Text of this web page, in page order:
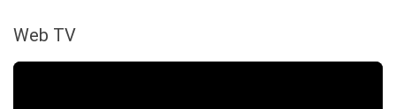
Web TV